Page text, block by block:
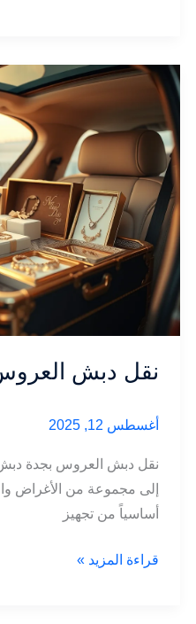
في
جدة:
ما
تحتاج
معرفته
نقل دبش
أغسطس 12, 2025
نقل دبش العروس بجدة
إلى مجموعة من الأغراض
أساسياً من تجهيز
نقل
قراءة المزيد »